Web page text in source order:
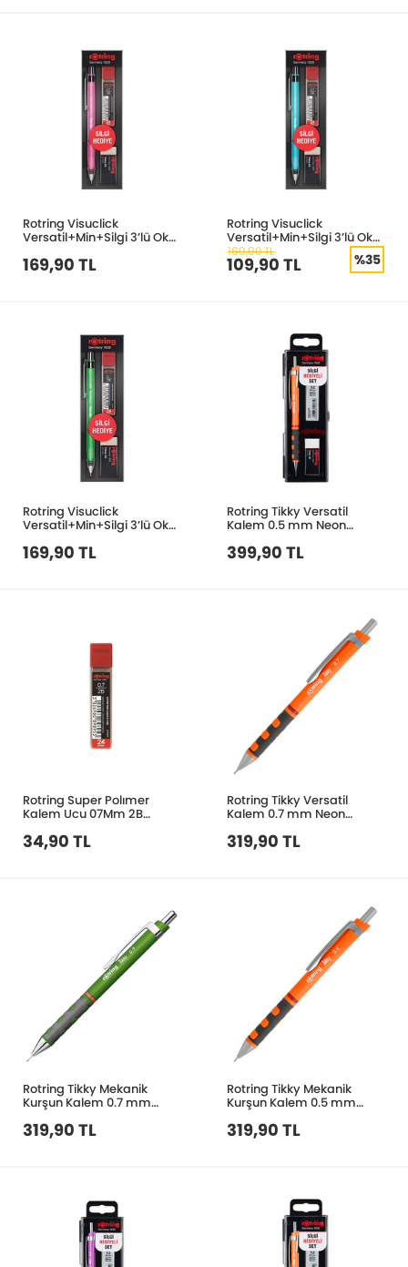
Rotring Visuclick
Versatil+Min+Silgi 3’lü Okul
Seti- 0.7 mm Pembe
169,90 TL
Rotring Visuclick
Versatil+Min+Silgi 3’lü Okul
Seti- 0.7 mm Mavi
169,90 TL
109,90 TL %35
Rotring Visuclick
Versatil+Min+Silgi 3’lü Okul
169,90 TL
Rotring Tikky Versatil
Kalem 0.5 mm Neon
Ucu Set
399,90 TL
Rotring Super Polımer
Kalem Ucu 07Mm 2B
34,90 TL
Rotring Tikky Versatil
Kalem 0.7 mm Neon
319,90 TL
Rotring Tikky Mekanik
Kurşun Kalem 0.7 mm
2007252
319,90 TL
Rotring Tikky Mekanik
Kurşun Kalem 0.5 mm
2007253
319,90 TL